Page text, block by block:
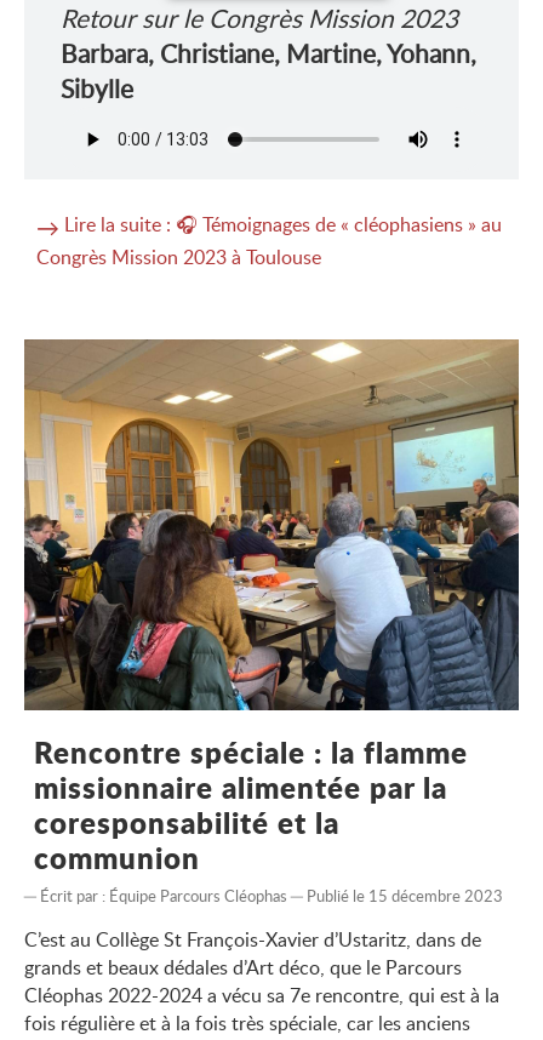
Retour sur le Congrès Mission 2023
Barbara, Christiane, Martine, Yohann,
Sibylle
Lire la suite : 🎧 Témoignages de « cléophasiens » au
Congrès Mission 2023 à Toulouse
Rencontre spéciale : la flamme
missionnaire alimentée par la
coresponsabilité et la
communion
Écrit par : Équipe Parcours Cléophas Publié le 15 décembre 2023
C’est au Collège St François-Xavier d’Ustaritz, dans de
grands et beaux dédales d’Art déco, que le Parcours
Cléophas 2022-2024 a vécu sa 7e rencontre, qui est à la
fois régulière et à la fois très spéciale, car les anciens